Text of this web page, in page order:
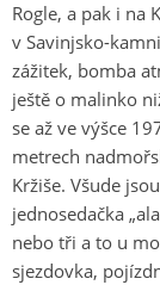
Rogle, a pak i na
v Savinjsko-
zážitek, bomba
ještě o malinko
se až ve výšce
metrech
Kržiše. Všude
jednosedačka
nebo tři a to u
sjezdovka,